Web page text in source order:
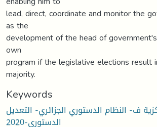
lead, direct, coordinate and monitor the
as the
development of the head of
own
program if the legislative elections result
majority.
Keywords
ف- النظام الدستوري الجزائري- التعديل
الدستوري-2020